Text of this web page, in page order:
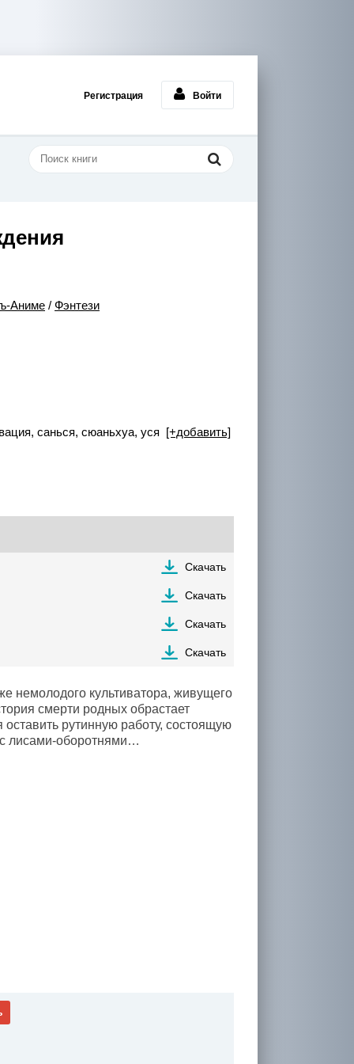
Регистрация Войти
Аниме / Фэнтези
санься, сюаньхуа, уся [+добавить]
Скачать
Скачать
Скачать
Скачать
немолодого культиватора, живущего
смерти родных обрастает
рутинную работу, состоящую
лисами-оборотнями…